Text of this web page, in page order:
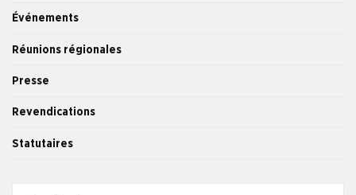
Événements
Réunions régionales
Presse
Revendications
Statutaires